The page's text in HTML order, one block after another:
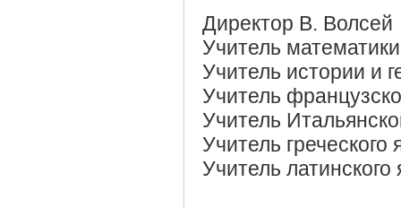
Директор В. Волсей
Учитель
Учитель истории и
Учитель
Учитель
Учитель
Учитель